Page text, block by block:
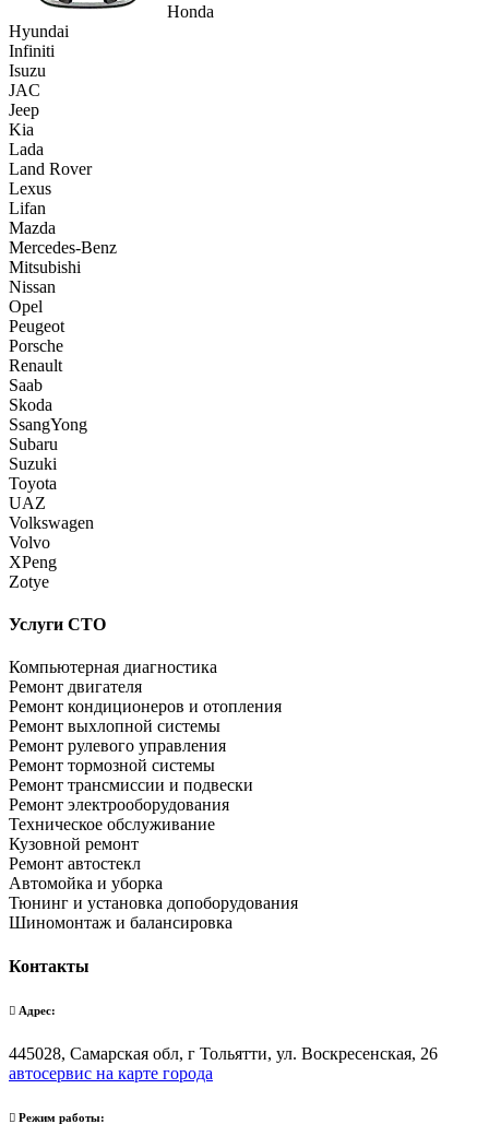
Honda
Hyundai
Infiniti
Isuzu
JAC
Jeep
Kia
Lada
Land Rover
Lexus
Lifan
Mazda
Mercedes-Benz
Mitsubishi
Nissan
Opel
Peugeot
Porsche
Renault
Saab
Skoda
SsangYong
Subaru
Suzuki
Toyota
UAZ
Volkswagen
Volvo
XPeng
Zotye
Услуги СТО
Компьютерная диагностика
Ремонт двигателя
Ремонт кондиционеров и отопления
Ремонт выхлопной системы
Ремонт рулевого управления
Ремонт тормозной системы
Ремонт трансмиссии и подвески
Ремонт электрооборудования
Техническое обслуживание
Кузовной ремонт
Ремонт автостекл
Автомойка и уборка
Тюнинг и установка допоборудования
Шиномонтаж и балансировка
Контакты
Адрес:
445028, Самарская обл, г Тольятти, ул. Воскресенская, 26
автосервис на карте города
Режим работы: